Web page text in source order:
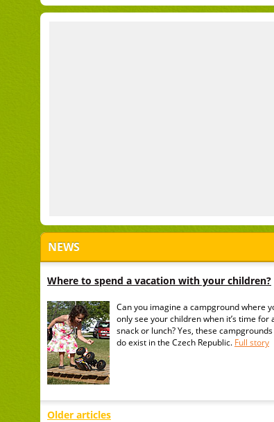
NEWS
Where to spend a vacation with your children?
Can you imagine a campground where
only see your children when it’s time for
snack or lunch? Yes, these campgrounds
do exist in the Czech Republic. Full story
Older articles